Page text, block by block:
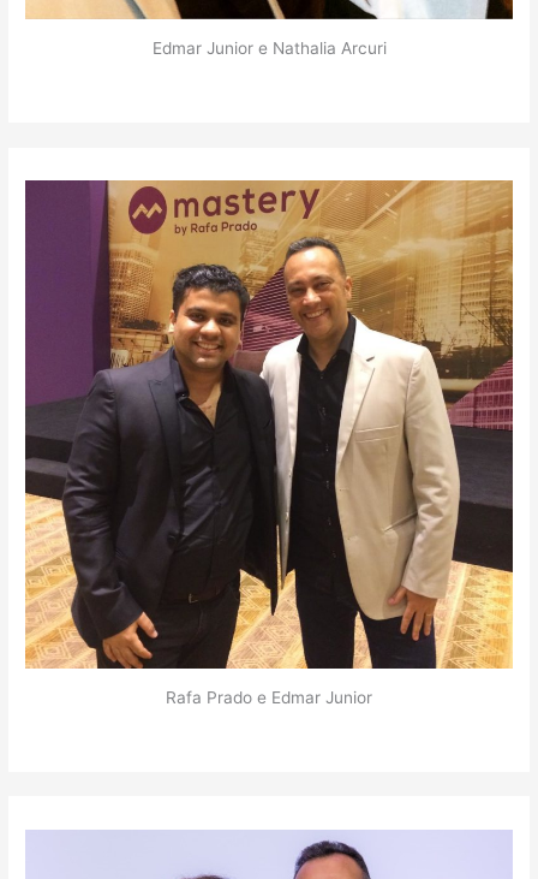
Edmar Junior e Nathalia Arcuri
Rafa Prado e Edmar Junior